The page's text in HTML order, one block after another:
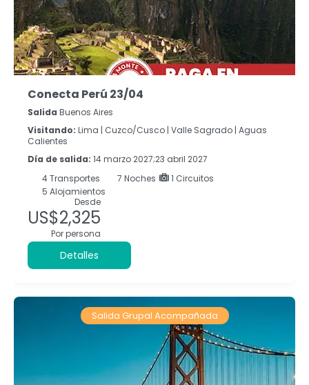
Conecta Perú 23/04
Salida Buenos Aires
Visitando: Lima | Cuzco/Cusco | Valle Sagrado | Aguas
Calientes
Día de salida: 14 marzo 2027;23 abril 2027
4Transportes 7 Noches
1 Circuitos
5 Alojamientos
Desde
US$2,325
Por persona
Detalles
Salida Grupal Acompañada